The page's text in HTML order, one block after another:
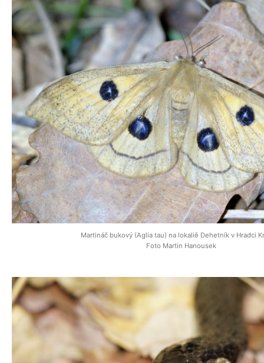
Martináč bukový (Aglia tau) na lokaliě Dehetník v Hradci
Foto Martin Hanousek